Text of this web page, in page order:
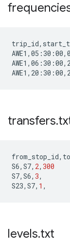
transfers.
from_stop_id,
S6, S7, 2, 300
S7, S6, 3,
S23, S7, 1 ,
levels.txt